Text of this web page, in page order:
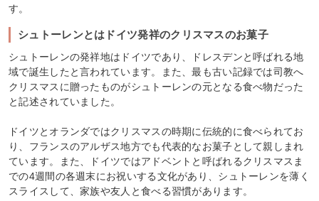
す。
シュトーレンとはドイツ発祥のクリスマスのお菓子
シュトーレンの発祥地はドイツであり、ドレスデンと呼ばれる地
域で誕生したと言われています。また、最も古い記録では司教へ
クリスマスに贈ったものがシュトーレンの元となる食べ物だった
と記述されていました。
ドイツとオランダではクリスマスの時期に伝統的に食べられてお
り、フランスのアルザス地方でも代表的なお菓子として親しまれ
ています。また、ドイツではアドベントと呼ばれるクリスマスま
での4週間の各週末にお祝いする文化があり、シュトーレンを薄く
スライスして、家族や友人と食べる習慣があります。